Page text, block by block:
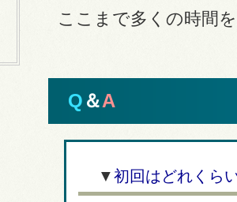
ここまで多くの時間
Q ＆A
▼初回はどれくら